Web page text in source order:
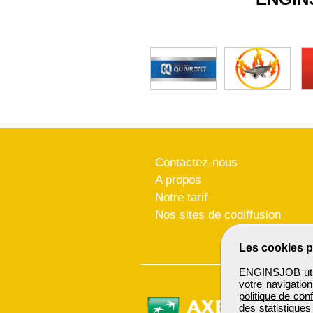
Les cookies
ENGINSJOB
votre
politique de
des
Contactez-nous
A propos
Notre tarif
Nos sites de codiffusion